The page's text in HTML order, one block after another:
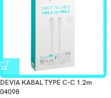
DEVIA KABAL TYPE C-C 1.2m
04098